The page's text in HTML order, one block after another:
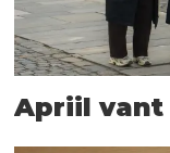
Apriil vant